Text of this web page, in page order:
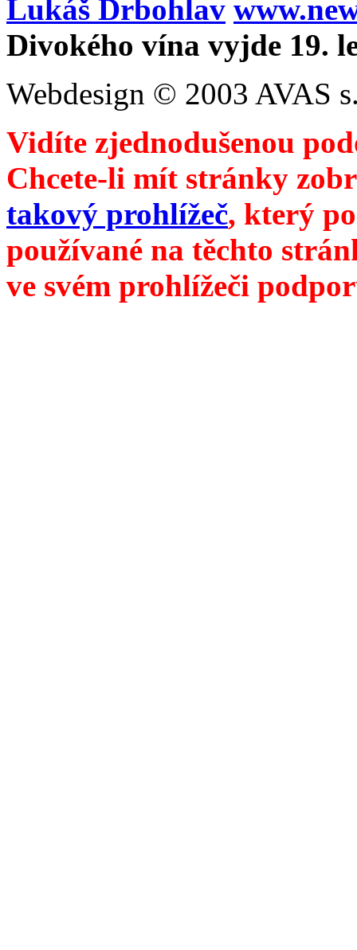
Lukáš Drbohlav
Divokého vína vyjde 19.
Webdesign © 2003 AVAS
Vidíte zjednodušenou
Chcete-li mít stránky
takový prohlížeč, který
používané na těchto
ve svém prohlížeči